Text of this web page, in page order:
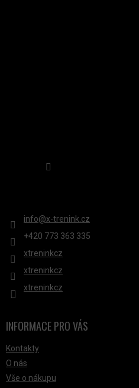
info@x-trenink.cz
+420 ‭773 363 335
xtreninkcz
xtreninkcz
xtreninkcz
INFORMACE PRO VÁS
Kontakty
O nás
Vše o nákupu